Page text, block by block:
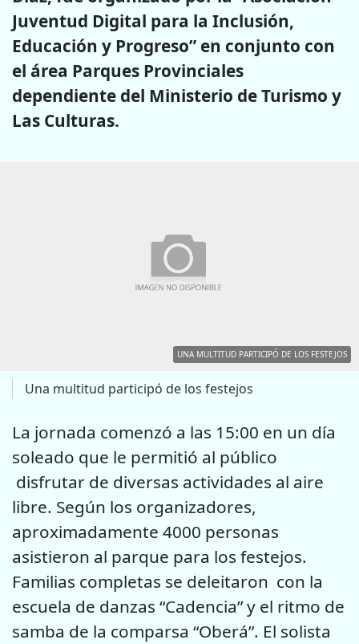
Juventud Digital para la Inclusión,
Educación y Progreso” en conjunto con
el área Parques Provinciales
dependiente del Ministerio de Turismo y
Las Culturas.
UNA MULTITUD PARTICIPÓ DE LOS FESTEJOS
Una multitud participó de los festejos
La jornada comenzó a las 15:00 en un día
soleado que le permitió al público
disfrutar de diversas actividades al aire
libre. Según los organizadores,
aproximadamente 4000 personas
asistieron al parque para los festejos.
Familias completas se deleitaron con la
escuela de danzas “Cadencia” y el ritmo de
samba de la comparsa “Oberá”. El solista